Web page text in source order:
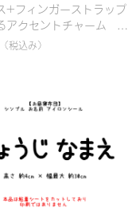
+フィンガーストラップ
アクセントチャーム
るカスタム！名入れ対
（税込み）